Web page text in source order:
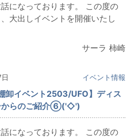
になっております。 この度の
大出しイベントを開催いたし
サーラ 柿崎
イベント情報
卸イベント2503/UFO】ディス
からのご紹介⑥('◇')ゞ
になっております。 この度の